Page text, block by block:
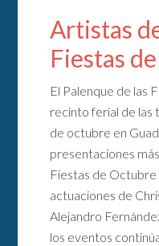
Artistas
Fiestas
El Palenque de las
recinto ferial de las
de octubre en
presentaciones
Fiestas de Octubre
actuaciones de
Alejandro
los eventos